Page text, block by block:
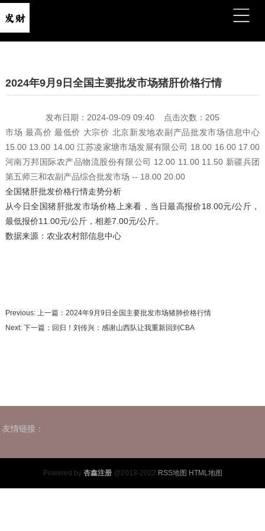
2024年9月9日全国主要批发市场猪肝价格行情
发布日期：2024-09-09 09:40 点击次数：205
市场 最高价 最低价 大宗价 北京新发地农副产品批发市场信息中心
15.00 13.00 14.00 江苏凌家塘市场发展有限公司 18.00 16.00 17.00
河南万邦国际农产品物流股份有限公司 12.00 11.00 11.50 新疆兵团
第五师三和农副产品综合批发市场 -- 18.00 20.00
全国猪肝批发价格行情走势分析
从今日全国猪肝批发市场价格上来看，当日最高报价18.00元/公斤，
最低报价11.00元/公斤，相差7.00元/公斤。
数据来源：农业农村部信息中心
Previous: 上一篇： 2024年9月9日全国主要批发市场猪肺价格行情
Next: 下一篇： 回归！刘传兴：感谢山西队让我重新回到CBA
友情链接：
Powered by 杏鑫注册@2013-2022 RSS地图 HTML地图